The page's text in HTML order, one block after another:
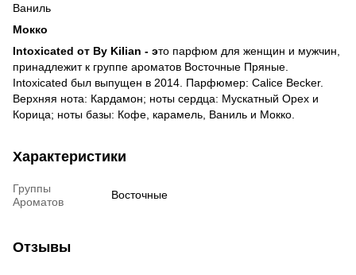
Ваниль
Мокко
Intoxicated от By Kilian - это парфюм для женщин и мужчин,
принадлежит к группе ароматов Восточные Пряные.
Intoxicated был выпущен в 2014. Парфюмер: Calice Becker.
Верхняя нота: Кардамон; ноты сердца: Мускатный Орех и
Корица; ноты базы: Кофе, карамель, Ваниль и Мокко.
Характеристики
Группы
Ароматов
Восточные
Отзывы